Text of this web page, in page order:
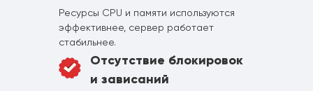
Ресурсы CPU и памяти используются
эффективнее, сервер работает
стабильнее.
Отсутствие блокировок
и зависаний